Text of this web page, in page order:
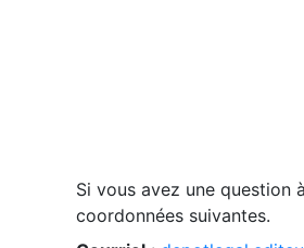
Si vous avez une question
coordonnées suivantes.